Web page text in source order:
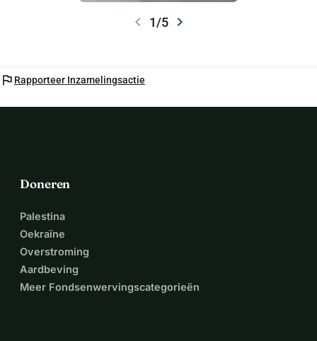
chevron_left 1/5 chevron_right
flag Rapporteer Inzamelingsactie
Doneren
Palestina
Oekraïne
Overstroming
Aardbeving
Meer Fondsenwervingscategorieën